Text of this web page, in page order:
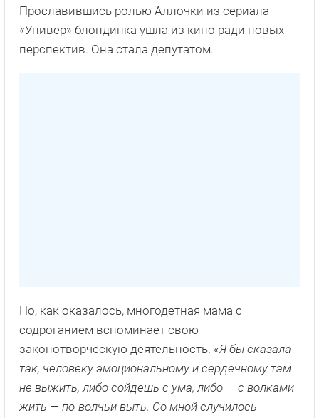
Прославившись ролью Аллочки из сериала
«Универ» блондинка ушла из кино ради новых
перспектив. Она стала депутатом.
Но, как оказалось, многодетная мама с
содроганием вспоминает свою
законотворческую деятельность. «Я бы сказала
так, человеку эмоциональному и сердечному там
не выжить, либо сойдешь с ума, либо — с волками
жить — по-волчьи выть. Со мной случилось